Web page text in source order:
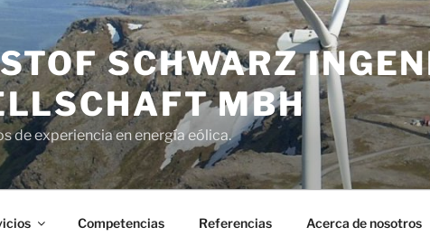
SCHWARZ
MBH
de experiencia en energía eólica.
Competencias Referencias Acerca de nosotros